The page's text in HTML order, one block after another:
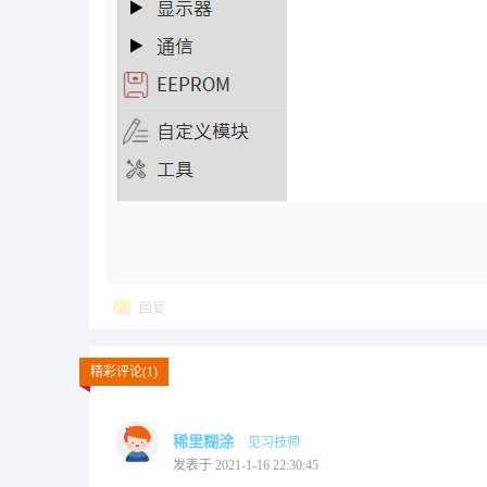
回复
精彩评论(1)
稀里糊涂
见习技师
发表于 2021-1-16 22:30:45